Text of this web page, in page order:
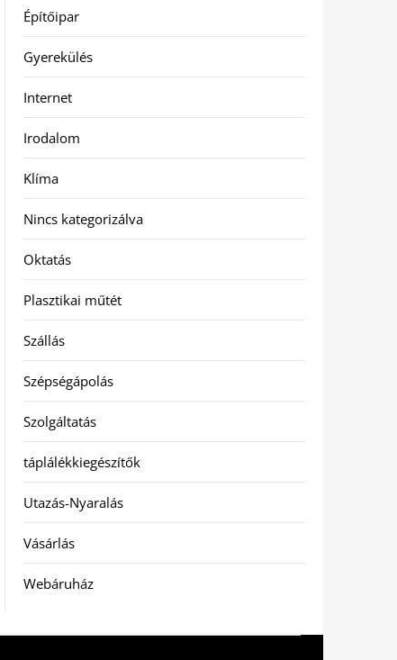
Építőipar
Gyerekülés
Internet
Irodalom
Klíma
Nincs kategorizálva
Oktatás
Plasztikai műtét
Szállás
Szépségápolás
Szolgáltatás
táplálékkiegészítők
Utazás-Nyaralás
Vásárlás
Webáruház